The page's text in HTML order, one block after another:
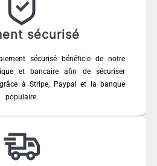
sécurisé
sécurisé bénéficie de notre
et bancaire afin de sécuriser
à Stripe, Paypal et la banque
populaire.